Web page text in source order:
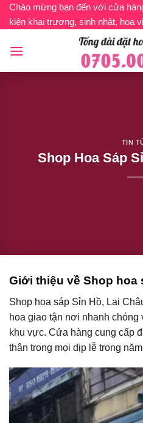
Bỏ
qua
dung
Chào mừng bạn đến với cửa
kiện khai trương, sinh nhật, hoa
TIN
Shop Hoa Sáp
Giới thiệu về Shop hoa
Shop hoa sáp Sỉn Hồ, Lai
hoa giao tận nơi nhanh
khu vực. Cửa hàng cung cấp
thân trong mọi dịp lễ trong